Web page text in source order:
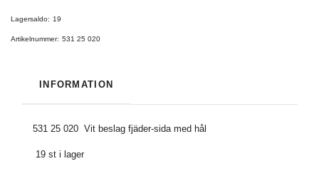
Lagersaldo: 19
Artikelnummer: 531 25 020
INFORMATION
531 25 020 Vit beslag fjäder-sida med hål
19 st i lager